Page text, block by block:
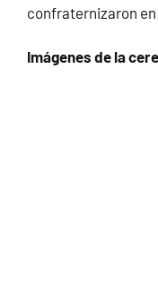
confraternizaron
Imágenes de la